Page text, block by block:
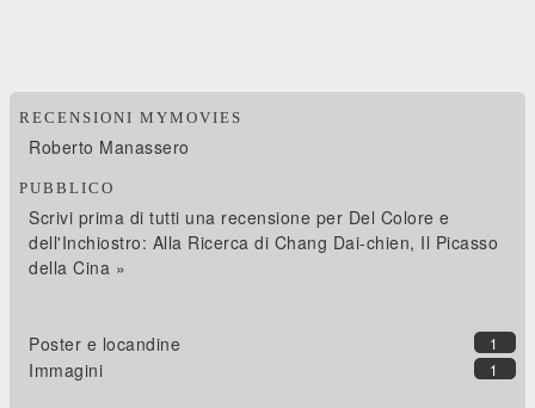
RECENSIONI MYMOVIES
Roberto Manassero
PUBBLICO
Scrivi prima di tutti una recensione per Del Colore e
dell'Inchiostro: Alla Ricerca di Chang Dai-chien, Il Picasso
della Cina »
1
Poster e locandine
1
Immagini